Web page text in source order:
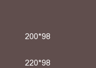
200*98
220*98